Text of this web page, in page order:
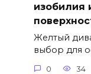
изобилия
Желтый
выбор для
0 34